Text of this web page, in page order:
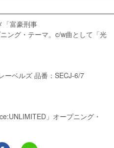
「富豪刑事
ング・テーマ。c/w曲として「光
ーベルズ 品番：SECJ-6/7
」オープニング・